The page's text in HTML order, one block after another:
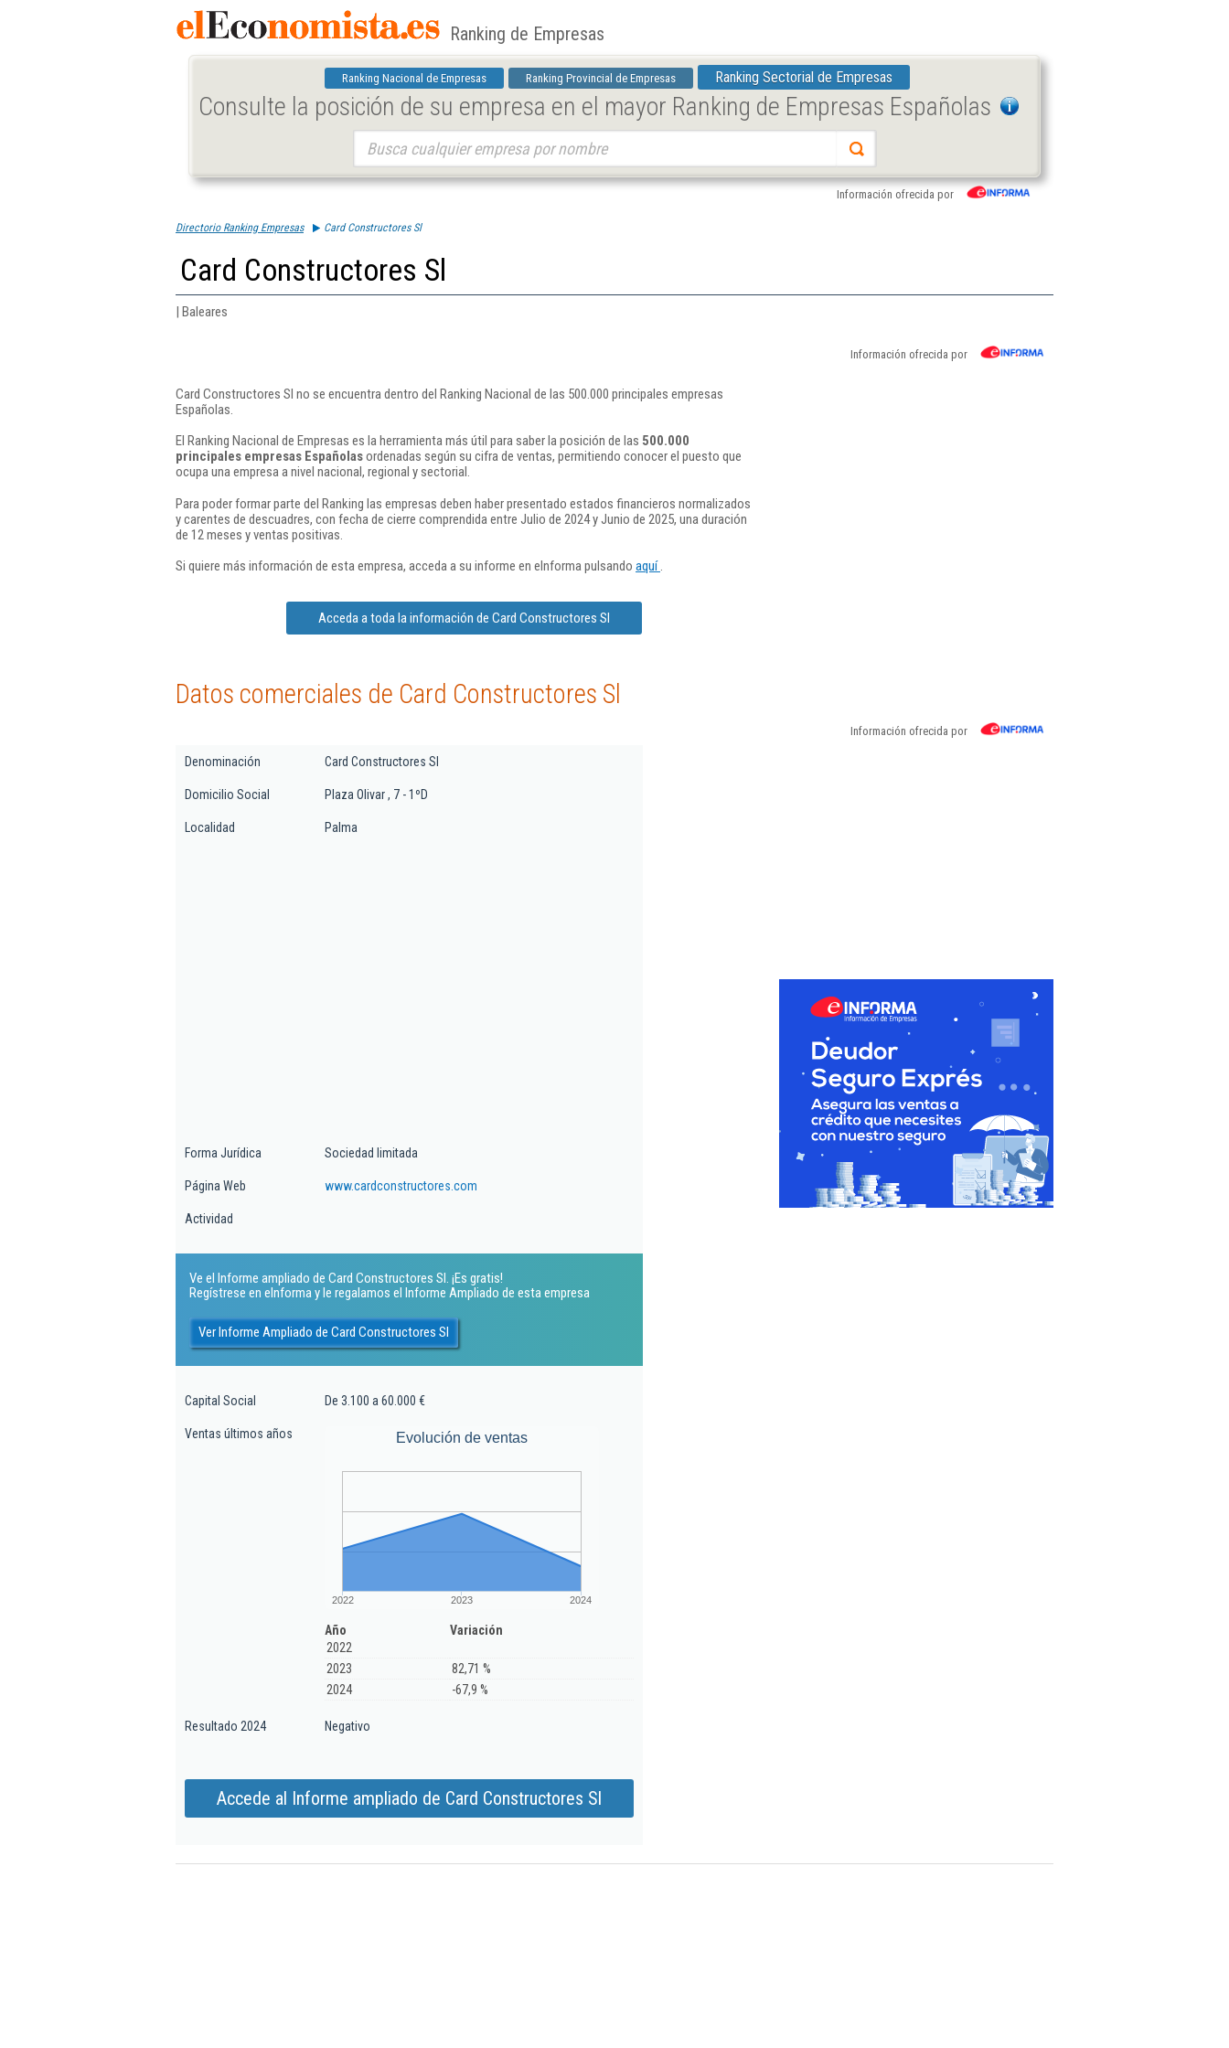
Ranking de Empresas
Ranking Nacional de Empresas Ranking Provincial de Empresas Ranking Sectorial de Empresas
Consulte la posición de su empresa en el mayor Ranking de Empresas Españolas
Información ofrecida por
Directorio Ranking Empresas Card Constructores Sl
Card Constructores Sl
| Baleares
Información ofrecida por
Card Constructores Sl no se encuentra dentro del Ranking Nacional de las 500.000 principales empresas
Españolas.
El Ranking Nacional de Empresas es la herramienta más útil para saber la posición de las 500.000
principales empresas Españolasordenadas según su cifra de ventas, permitiendo conocer el puesto que
ocupa una empresa a nivel nacional, regional y sectorial.
Para poder formar parte del Ranking las empresas deben haber presentado estados financieros normalizados
y carentes de descuadres, con fecha de cierre comprendida entre Julio de 2024 y Junio de 2025, una duración
de 12 meses y ventas positivas.
Si quiere más información de esta empresa, acceda a su informe en eInforma pulsando aquí.
Acceda a toda la información de Card Constructores Sl
Datos comerciales de Card Constructores Sl
Información ofrecida por
Denominación Card Constructores Sl
Domicilio Social Plaza Olivar , 7 - 1ºD
Localidad Palma
Forma Jurídica Sociedad limitada
Página Web www.cardconstructores.com
Actividad
Ve el Informe ampliado de Card Constructores Sl. ¡Es gratis!
Regístrese en eInforma y le regalamos el Informe Ampliado de esta empresa
Ver Informe Ampliado de Card Constructores Sl
Capital Social De 3.100 a 60.000 €
Ventas últimos años Evolución de ventas
2022 2023 2024
Año
Variación
2022
2023
82,71 %
2024
-67,9 %
Resultado 2024 Negativo
Accede al Informe ampliado de Card Constructores Sl